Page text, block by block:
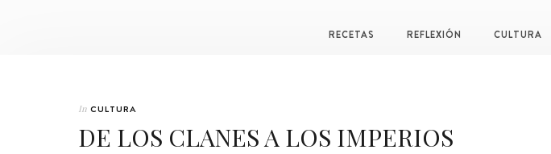
RECETAS REFLEXIÓN CULTURA
In CULTURA
DE LOS CLANES A LOS IMPERIOS